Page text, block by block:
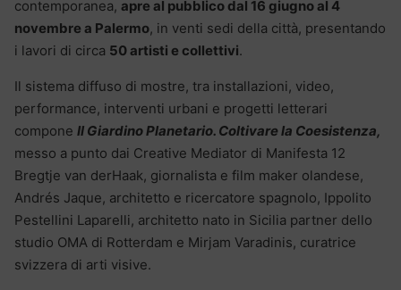
contemporanea, apre al pubblico dal 16 giugno al 4
novembre a Palermo, in venti sedi della città, presentando
i lavori di circa 50 artisti e collettivi.
Il sistema diffuso di mostre, tra installazioni, video,
performance, interventi urbani e progetti letterari
compone Il Giardino Planetario. Coltivare la Coesistenza,
messo a punto dai Creative Mediator di Manifesta 12
Bregtje van derHaak, giornalista e film maker olandese,
Andrés Jaque, architetto e ricercatore spagnolo, Ippolito
Pestellini Laparelli, architetto nato in Sicilia partner dello
studio OMA di Rotterdam e Mirjam Varadinis, curatrice
svizzera di arti visive.